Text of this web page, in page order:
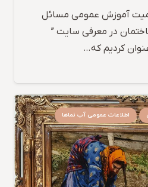
آموزش عمومی مسائل
در معرفی سایت ”
کردیم که…
اطلاعات عمومی آب نماها